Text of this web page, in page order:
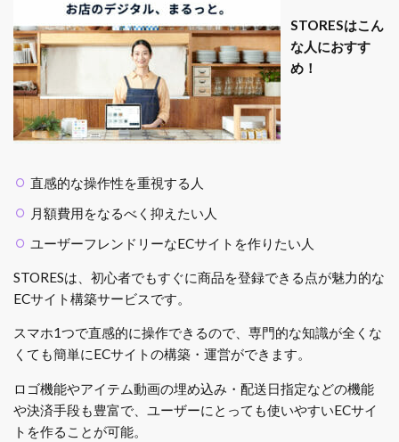
STORESはこん
な人におすす
め！
直感的な操作性を重視する人
月額費用をなるべく抑えたい人
ユーザーフレンドリーなECサイトを作りたい人
STORESは、初心者でもすぐに商品を登録できる点が魅力的な
ECサイト構築サービスです。
スマホ1つで直感的に操作できるので、専門的な知識が全くな
くても簡単にECサイトの構築・運営ができます。
ロゴ機能やアイテム動画の埋め込み・配送日指定などの機能
や決済手段も豊富で、ユーザーにとっても使いやすいECサイ
トを作ることが可能。